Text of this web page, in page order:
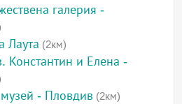
галерия -
Лаута (2км)
Константин и Елена -
- Пловдив (2км)